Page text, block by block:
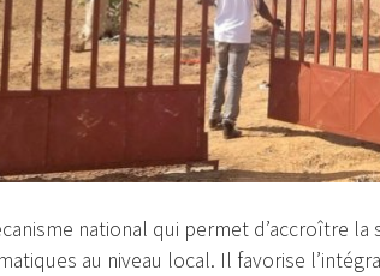
national qui permet d’accroître
au niveau local. Il favorise